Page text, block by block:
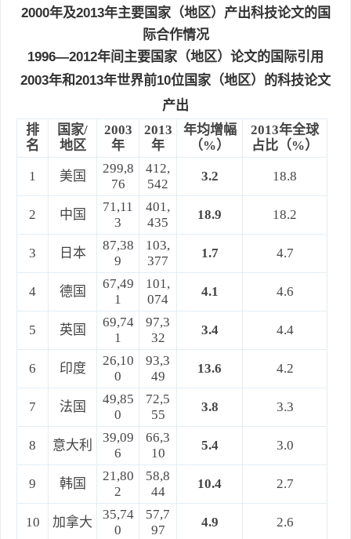
2000年及2013年主要国家（地区）产出科技论文的国
际合作情况
1996—2012年间主要国家（地区）论文的国际引用
2003年和2013年世界前10位国家（地区）的科技论文
产出
排
名
国家/
地区
2003
年
2013
年
年均增幅
（%）
2013年全球
占比 （%）
1 美国
299,8
76
412,
542
3.2 18.8
2 中国
71,11
3
401,
435
18.9 18.2
3 日本
87,38
9
103,
377
1.7 4.7
4 德国
67,49
1
101,
074
4.1 4.6
5 英国
69,74
1
97,3
32
3.4 4.4
6 印度
26,10
0
93,3
49
13.6 4.2
7 法国
49,85
0
72,5
55
3.8 3.3
8 意大利
39,09
6
66,3
10
5.4 3.0
9 韩国
21,80
2
58,8
44
10.4 2.7
10 加拿大
35,74
0
57,7
97
4.9 2.6